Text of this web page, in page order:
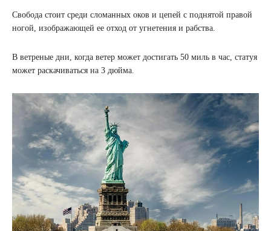
Свобода стоит среди сломанных оков и цепей с поднятой правой
ногой, изображающей ее отход от угнетения и рабства.
В ветреные дни, когда ветер может достигать 50 миль в час, статуя
может раскачиваться на 3 дюйма.